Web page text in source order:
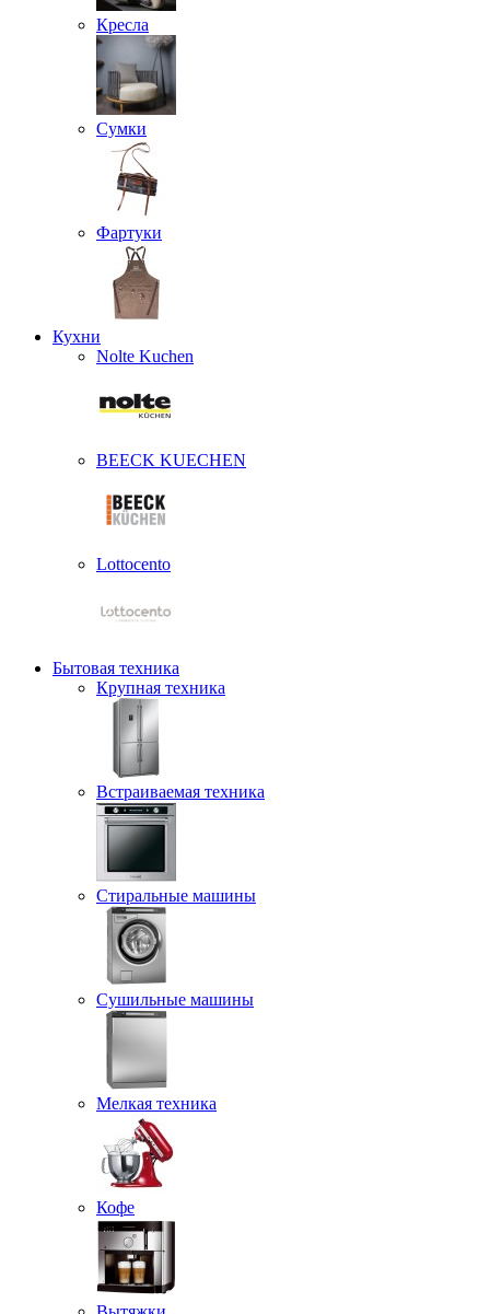
Кресла
Сумки
Фартуки
Кухни
Nolte Kuchen
BEECK KUECHEN
Lottocento
Бытовая техника
Крупная техника
Встраиваемая техника
Стиральные машины
Сушильные машины
Мелкая техника
Кофе